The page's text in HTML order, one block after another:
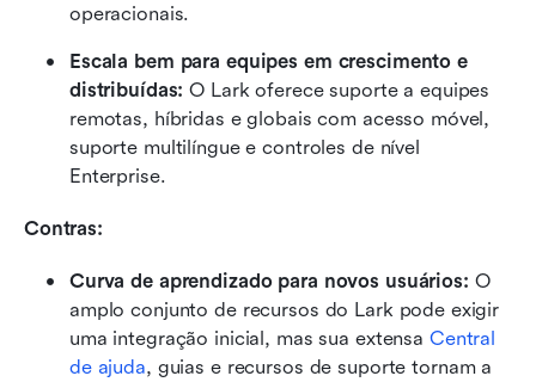
operacionais.
Escala bem para equipes em crescimento e
distribuídas: O Lark oferece suporte a equipes
remotas, híbridas e globais com acesso móvel,
suporte multilíngue e controles de nível
Enterprise.
Contras:
Curva de aprendizado para novos usuários: O
amplo conjunto de recursos do Lark pode exigir
uma integração inicial, mas sua extensa Central
de ajuda, guias e recursos de suporte tornam a